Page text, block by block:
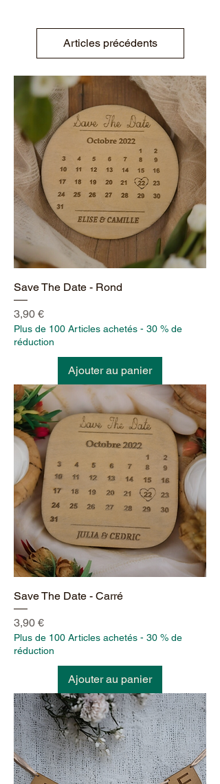
Articles précédents
Save The Date - Rond
Prix
3,90 €
Plus de 100 Articles achetés - 30 % de
réduction
Ajouter au panier
Save The Date - Carré
Prix
3,90 €
Plus de 100 Articles achetés - 30 % de
réduction
Ajouter au panier